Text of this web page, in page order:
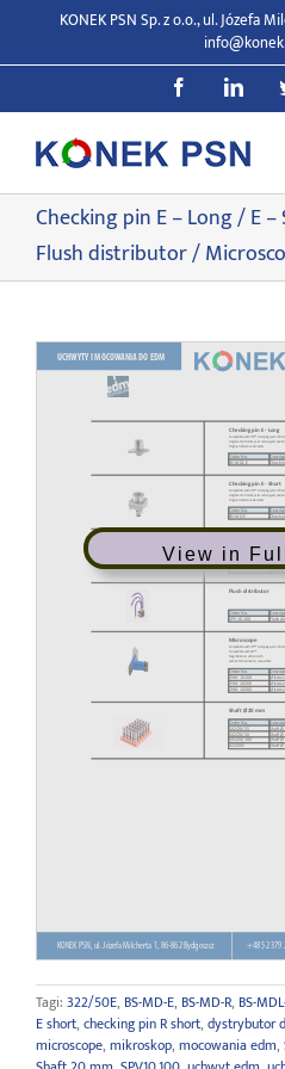
zawartości
KONEK PSN Sp. z o.o., ul. Józefa
Facebook
Checking pin E – Long / E
Flush distributor /
View in
Tagi: 322/50E, BS-MD-E, BS-MD-R, BS-
E short, checking pin R short, dystrybutor
microscope, mikroskop, mocowania edm,